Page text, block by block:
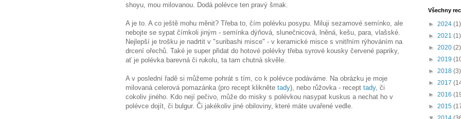
shoyu, mou milovanou. Dodá polévce ten pravý šmak.
A je to. A co ještě mohu měnit? Třeba to, čím polévku posypu. Miluji sezamové semínko, ale
nebojte se sypat čímkoli jiným - semínka dýňová, slunečnicová, lněná, kešu, para, vlašské.
Nejlepší je trošku je nadrtit v "suribashi misce" - v keramické misce s vnitřním rýhováním na
drcení ořechů. Také je super přidat do hotové polévky třeba syrové kousky červené papriky,
ať je polévka barevná či rukolu, ta tam chutná skvěle.
A v poslední řadě si můžeme pohrát s tím, co k polévce podáváme. Na obrázku je moje
milovaná celerová pomazánka (pro recept klikněte tady), nebo růžovka - recept tady, či
cokoliv jiného. Kdo nejí pečivo, může do misky s polévkou nasypat kuskus a nechat ho v
polévce dojít, či bulgur. Či jakékoliv jiné obiloviny, které máte uvařené vedle.
Všechny
► 2024 (1)
► 2021 (1)
► 2020 (2)
► 2019
► 2018 (3)
► 2017
► 2016
► 2015